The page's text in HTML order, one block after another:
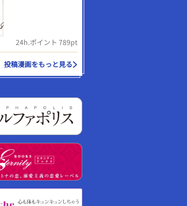
24h.ポイント 789pt
投稿漫画をもっと見る